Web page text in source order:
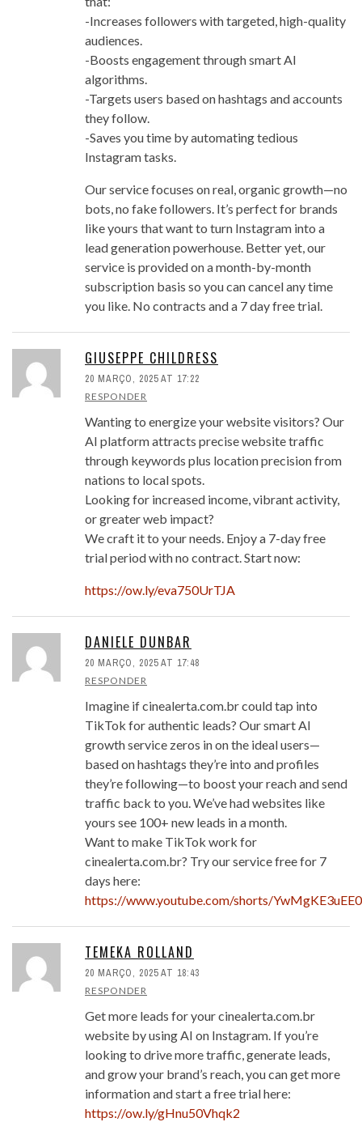
-Increases followers with targeted, high-quality
audiences.
-Boosts engagement through smart AI
algorithms.
-Targets users based on hashtags and accounts
they follow.
-Saves you time by automating tedious
Instagram tasks.
Our service focuses on real, organic growth—no
bots, no fake followers. It’s perfect for brands
like yours that want to turn Instagram into a
lead generation powerhouse. Better yet, our
service is provided on a month-by-month
subscription basis so you can cancel any time
you like. No contracts and a 7 day free trial.
GIUSEPPE CHILDRESS
20 MARÇO, 2025 AT 17:22
RESPONDER
Wanting to energize your website visitors? Our
AI platform attracts precise website traffic
through keywords plus location precision from
nations to local spots.
Looking for increased income, vibrant activity,
or greater web impact?
We craft it to your needs. Enjoy a 7-day free
trial period with no contract. Start now:
https://ow.ly/eva750UrTJA
DANIELE DUNBAR
20 MARÇO, 2025 AT 17:48
RESPONDER
Imagine if cinealerta.com.br could tap into
TikTok for authentic leads? Our smart AI
growth service zeros in on the ideal users—
based on hashtags they’re into and profiles
they’re following—to boost your reach and send
traffic back to you. We’ve had websites like
yours see 100+ new leads in a month.
Want to make TikTok work for
cinealerta.com.br? Try our service free for 7
days here:
https://www.youtube.com/shorts/YwMgKE3uEE0
TEMEKA ROLLAND
20 MARÇO, 2025 AT 18:43
RESPONDER
Get more leads for your cinealerta.com.br
website by using AI on Instagram. If you’re
looking to drive more traffic, generate leads,
and grow your brand’s reach, you can get more
information and start a free trial here:
https://ow.ly/gHnu50Vhqk2